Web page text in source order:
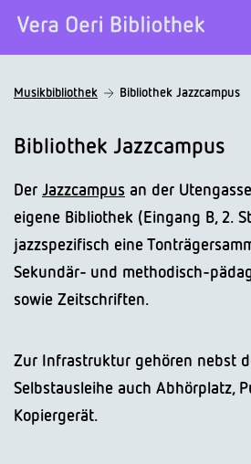
Musikbibliothek
Bibliothek Jazzcampus
Bibliothek Jazzcampus
Der Jazzcampus an der
eigene Bibliothek (Eingang B, 2.
jazzspezifisch eine
Sekundär- und methodisch-
sowie Zeitschriften.
Zur Infrastruktur gehören nebst
Selbstausleihe auch Abhörplatz,
Kopiergerät.